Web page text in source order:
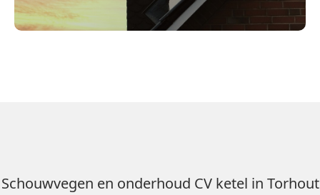
Schouwvegen en onderhoud CV ketel in Torhout